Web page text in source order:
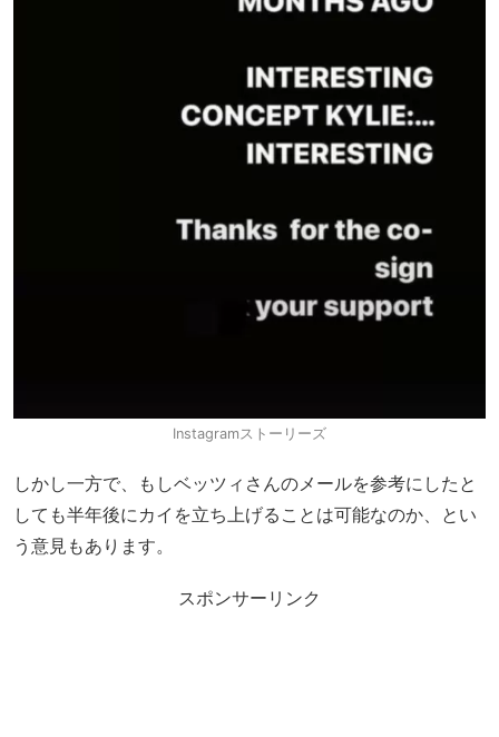
Instagramストーリーズ
しかし一方で、もしベッツィさんのメールを参考にしたと
しても半年後にカイを立ち上げることは可能なのか、とい
う意見もあります。
スポンサーリンク